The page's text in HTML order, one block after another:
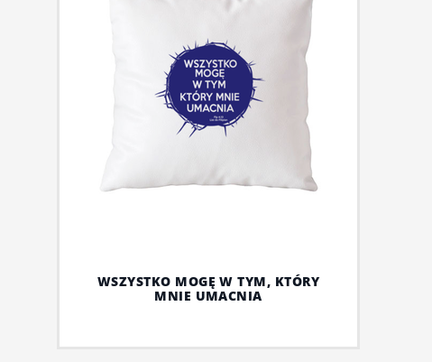
WSZYSTKO MOGĘ W TYM, KTÓRY
MNIE UMACNIA